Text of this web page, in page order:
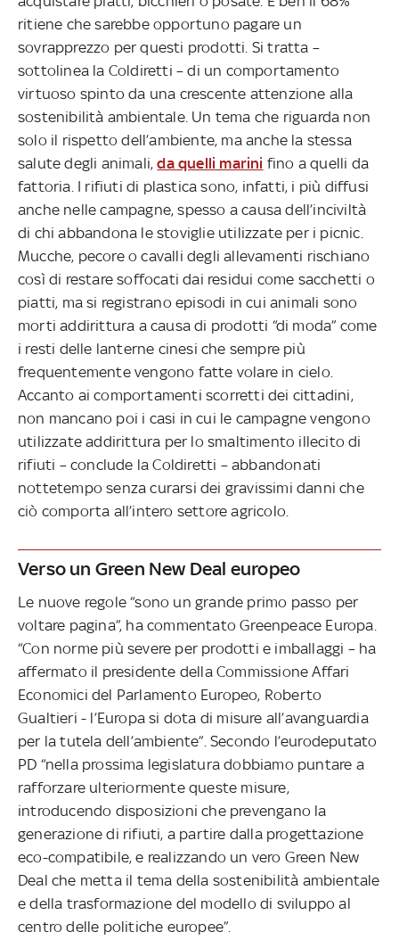
ritiene che sarebbe opportuno pagare un
sovrapprezzo per questi prodotti. Si tratta –
sottolinea la Coldiretti – di un comportamento
virtuoso spinto da una crescente attenzione alla
sostenibilità ambientale. Un tema che riguarda non
solo il rispetto dell’ambiente, ma anche la stessa
salute degli animali,da quelli marini fino a quelli da
fattoria. I rifiuti di plastica sono, infatti, i più diffusi
anche nelle campagne, spesso a causa dell’inciviltà
di chi abbandona le stoviglie utilizzate per i picnic.
Mucche, pecore o cavalli degli allevamenti rischiano
così di restare soffocati dai residui come sacchetti o
piatti, ma si registrano episodi in cui animali sono
morti addirittura a causa di prodotti “di moda” come
i resti delle lanterne cinesi che sempre più
frequentemente vengono fatte volare in cielo.
Accanto ai comportamenti scorretti dei cittadini,
non mancano poi i casi in cui le campagne vengono
utilizzate addirittura per lo smaltimento illecito di
rifiuti – conclude la Coldiretti – abbandonati
nottetempo senza curarsi dei gravissimi danni che
ciò comporta all’intero settore agricolo.
Verso un Green New Deal europeo
Le nuove regole “sono un grande primo passo per
voltare pagina”, ha commentato Greenpeace Europa.
“Con norme più severe per prodotti e imballaggi – ha
affermato il presidente della Commissione Affari
Economici del Parlamento Europeo, Roberto
Gualtieri - l’Europa si dota di misure all’avanguardia
per la tutela dell’ambiente”. Secondo l’eurodeputato
PD “nella prossima legislatura dobbiamo puntare a
rafforzare ulteriormente queste misure,
introducendo disposizioni che prevengano la
generazione di rifiuti, a partire dalla progettazione
eco-compatibile, e realizzando un vero Green New
Deal che metta il tema della sostenibilità ambientale
e della trasformazione del modello di sviluppo al
centro delle politiche europee”.